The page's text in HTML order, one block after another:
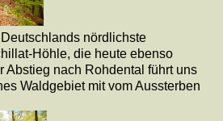
nördlichste
Höhle, die heute ebenso
Abstieg nach Rohdental führt uns
Waldgebiet mit vom Aussterben